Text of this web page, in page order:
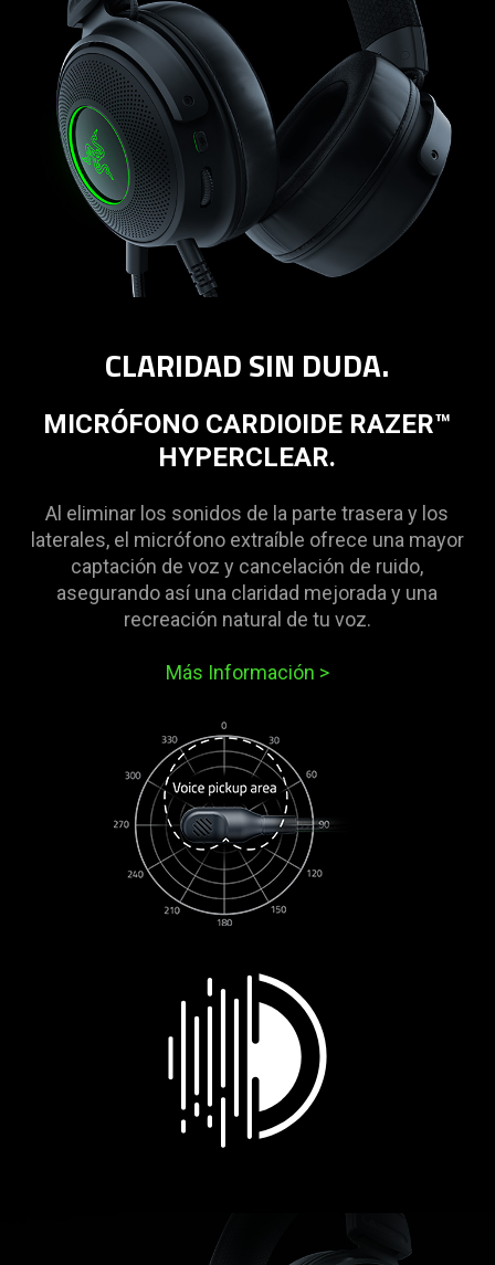
CLARIDAD SIN DUDA.
MICRÓFONO CARDIOIDE RAZER™
HYPERCLEAR.
Al eliminar los sonidos de la parte trasera y los
laterales, el micrófono extraíble ofrece una mayor
captación de voz y cancelación de ruido,
asegurando así una claridad mejorada y una
recreación natural de tu voz.
Más Información >